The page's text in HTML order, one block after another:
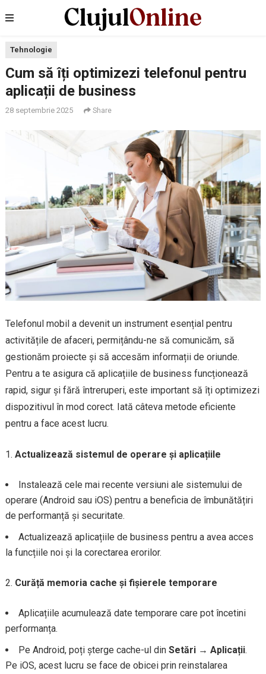
Tehnologie
Cum să îți optimizezi telefonul pentru
aplicații de business
28 septembrie 2025 Share
Telefonul mobil a devenit un instrument esențial pentru
activitățile de afaceri, permițându-ne să comunicăm, să
gestionăm proiecte și să accesăm informații de oriunde.
Pentru a te asigura că aplicațiile de business funcționează
rapid, sigur și fără întreruperi, este important să îți optimizezi
dispozitivul în mod corect. Iată câteva metode eficiente
pentru a face acest lucru.
Actualizează sistemul de operare și aplicațiile
Instalează cele mai recente versiuni ale sistemului de
operare (Android sau iOS) pentru a beneficia de îmbunătățiri
de performanță și securitate.
Actualizează aplicațiile de business pentru a avea acces
la funcțiile noi și la corectarea erorilor.
Curăță memoria cache și fișierele temporare
Aplicațiile acumulează date temporare care pot încetini
performanța.
Pe Android, poți șterge cache-ul din Setări → Aplicații.
Pe iOS, acest lucru se face de obicei prin reinstalarea